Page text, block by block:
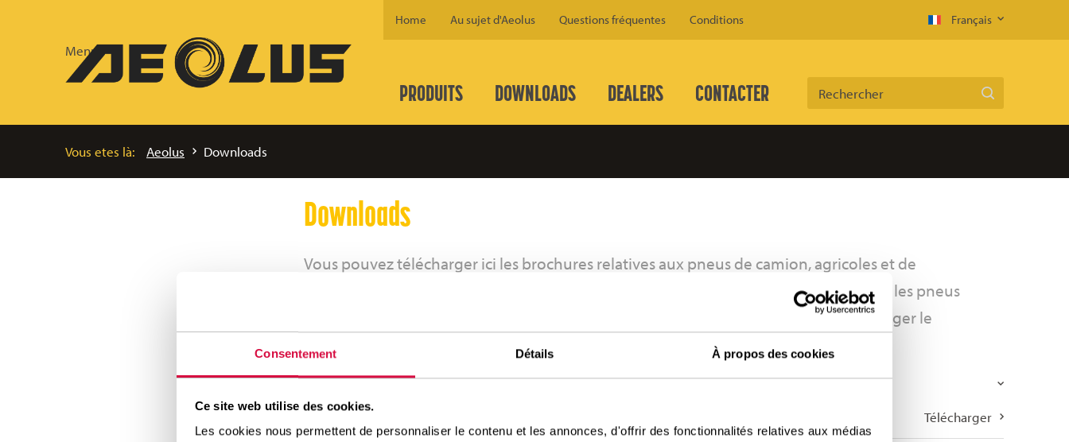
Consentement Détails À propos des cookies
Ce site web utilise des cookies.
Les cookies nous permettent de personnaliser le contenu et les annonces, d'offrir des fonctionnalités relatives aux médias
Menu
PRODUITS DOWNLOADS DEALERS CONTACTER Rechercher
Home Au sujet d'Aeolus Questions fréquentes Conditions Français
Vous etes là: Aeolus Downloads
Downloads
Vous pouvez télécharger ici les brochures relatives aux pneus de camion, agricoles et de
terrassement Aeolus. Dans ces brochures, vous trouverez toutes les informations sur les pneus
Aeolus mais aussi sur la marque Aeolus elle-même. Vous pouvez également télécharger le
formulaire de garantie Aeolus ici et trouver les conditions de garantie 100% Aeolus.
Poids lourds
Télécharger